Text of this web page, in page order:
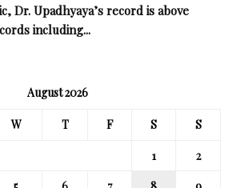
Dr. Upadhyaya’s record is above
including...
August 2026
W T F S S
1
2